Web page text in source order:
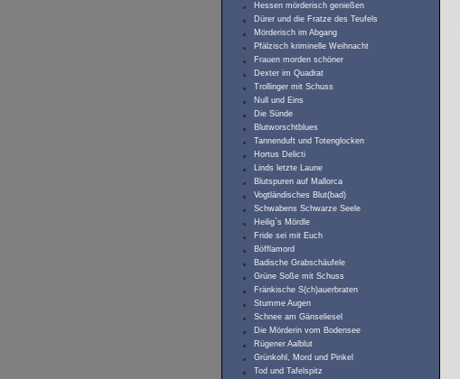
Hessen mörderisch genießen
Dürer und die Fratze des Teufels
Mörderisch im Abgang
Pfälzisch kriminelle Weihnacht
Frauen morden schöner
Dexter im Quadrat
Trollinger mit Schuss
Null und Eins
Die Sünde
Blutworschtblues
Tannenduft und Totenglocken
Hortus Delicti
Linds letzte Laune
Blutspuren auf Mallorca
Vogtländisches Blut(bad)
Schwabens Schwarze Seele
Heilig`s Mördle
Fride sei mit Euch
Böfflamord
Badische Grabschäufele
Grüne Soße mit Schuss
Fränkische S(ch)auerbraten
Stumme Augen
Schnee am Gänseliesel
Die Mörderin vom Bodensee
Rügener Aalblut
Grünkohl, Mord und Pinkel
Tod und Tafelspitz